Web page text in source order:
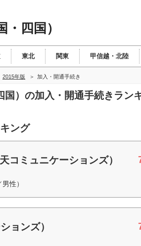
四国）
東北 関東 甲信越・北陸
2015年版 加入・開通手続き
国）の加入・開通手続きラン
ング
コミュニケーションズ）
性）
ョンズ）